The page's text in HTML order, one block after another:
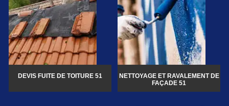
DEVIS FUITE DE TOITURE 51
NETTOYAGE ET RAVALEMENT DE
FAÇADE 51